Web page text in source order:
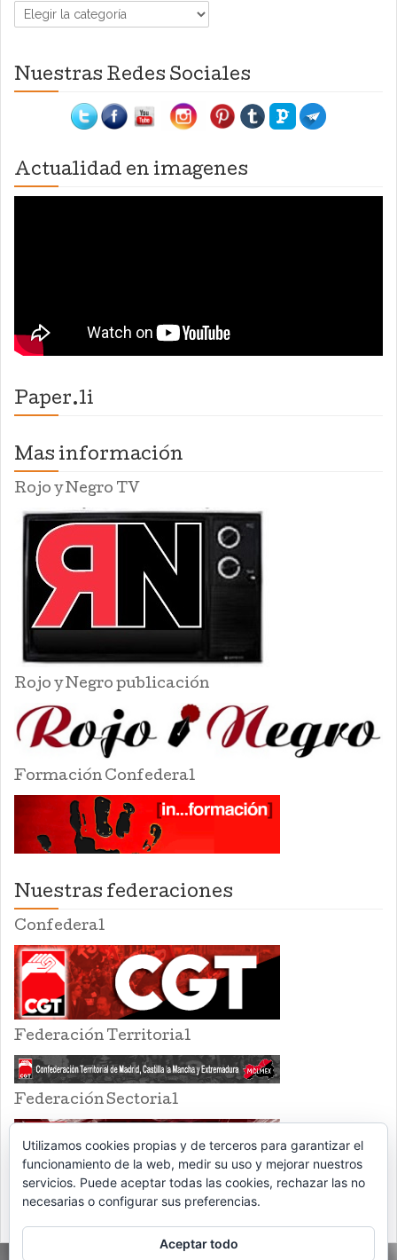
Categorías
Nuestras Redes Sociales
Actualidad en imagenes
Paper.li
Mas información
Rojo y Negro TV
Rojo y Negro publicación
Formación Confederal
Nuestras federaciones
Confederal
Federación Territorial
Federación Sectorial
Utilizamos cookies propias y de terceros para garantizar el
funcionamiento de la web, medir su uso y mejorar nuestros
servicios. Puede aceptar todas las cookies, rechazar las no
necesarias o configurar sus preferencias.
Aceptar todo